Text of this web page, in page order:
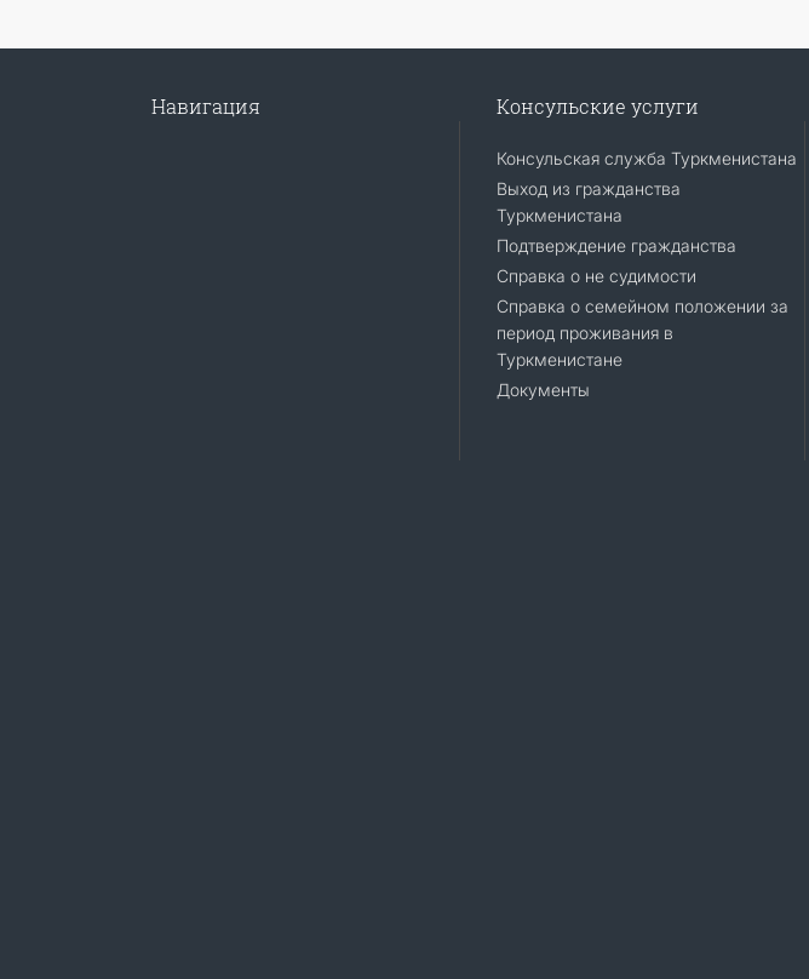
Навигация Консульские услуги
Консульская служба Туркменистана
Выход из гражданства
Туркменистана
Подтверждение гражданства
Справка о не судимости
Справка о семейном положении за
период проживания в
Туркменистане
Документы